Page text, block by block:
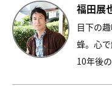
福田展
目下の
蜂。心
10年後の